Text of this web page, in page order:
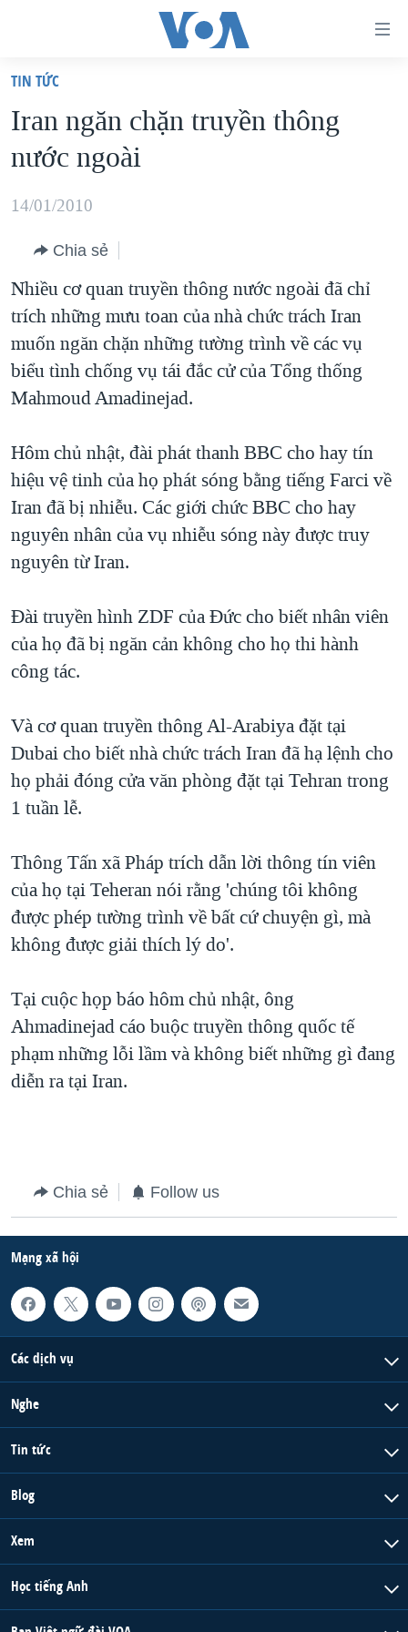
truy
cập
Tới
dung
chính
điều
hướng
chính
Đi
tới
VIỆT NAM
HOA KỲ
BIỂN ĐÔNG
BLOG
DIỄN ĐÀN
MỤC
TỰ DO BÁO CHÍ
VẠCH TRẦN TIN GIẢ
ĐỜI SỐNG
KINH TẾ
KHOA HỌC
SỨC KHOẺ
THỂ THAO
GIÁO DỤC
CHUYÊN ĐỀ
CHIẾN TRANH THƯƠNG MẠI CỦA MỸ: QUÁ KHỨ VÀ HIỆN
HÀNH TRÌNH BẦU CỬ 2024
MỘT NĂM CHIẾN TRANH TẠI DẢI GAZA
GIẢI MÃ VÀNH ĐAI & CON ĐƯỜNG
NGÀY TỊ NẠN THẾ GIỚI
TRỊNH VĨNH BÌNH - NGƯỜI HẠ 'BÊN THẮNG CUỘC'
GROUND ZERO – XƯA VÀ NAY
CHI PHÍ CHIẾN TRANH AFGHANISTAN
CÁC GIÁ TRỊ CỘNG HÒA Ở VIỆT NAM
TRỊNH VĨNH BÌNH VS. CHÍNH PHỦ VIỆT NAM
NGƯ DÂN VIỆT VÀ LÀN SÓNG TRỘM HẢI SÂM
BÊN KIA QUỐC LỘ: TIẾNG VỌNG TỪ NÔNG THÔN MỸ
HỌC TIẾNG ANH
NGHE
MẠNG XÃ HỘI
TIN TỨC
Iran ngăn chặn truyền thông
nước ngoài
14/01/2010
Chia sẻ
Nhiều cơ quan truyền thông nước ngoài đã chỉ
trích những mưu toan của nhà chức trách Iran
muốn ngăn chặn những tường trình về các vụ
biểu tình chống vụ tái đắc cử của Tổng thống
Mahmoud Amadinejad.
Hôm chủ nhật, đài phát thanh BBC cho hay tín
hiệu vệ tinh của họ phát sóng bằng tiếng Farci về
Iran đã bị nhiễu. Các giới chức BBC cho hay
nguyên nhân của vụ nhiễu sóng này được truy
nguyên từ Iran.
Đài truyền hình ZDF của Đức cho biết nhân viên
của họ đã bị ngăn cản không cho họ thi hành
công tác.
Và cơ quan truyền thông Al-Arabiya đặt tại
Dubai cho biết nhà chức trách Iran đã hạ lệnh cho
họ phải đóng cửa văn phòng đặt tại Tehran trong
1 tuần lễ.
Thông Tấn xã Pháp trích dẫn lời thông tín viên
của họ tại Teheran nói rằng 'chúng tôi không
được phép tường trình về bất cứ chuyện gì, mà
không được giải thích lý do'.
Tại cuộc họp báo hôm chủ nhật, ông
Ahmadinejad cáo buộc truyền thông quốc tế
phạm những lỗi lầm và không biết những gì đang
diễn ra tại Iran.
Chia sẻ Follow us
Mạng xã hội
Các dịch vụ
Nghe
Tin tức
Blog
Xem
Học tiếng Anh